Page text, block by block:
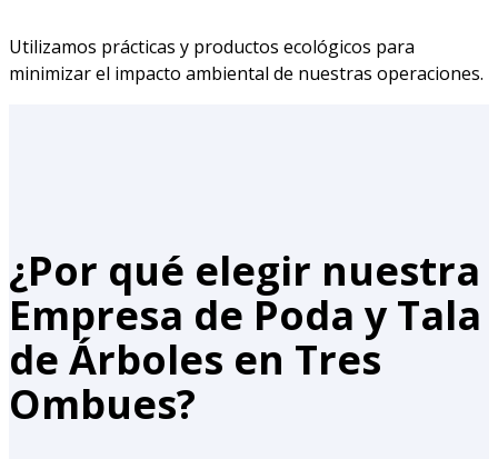
Utilizamos prácticas y productos ecológicos para
minimizar el impacto ambiental de nuestras operaciones.
¿Por qué elegir nuestra
Empresa de Poda y Tala
de Árboles en Tres
Ombues?